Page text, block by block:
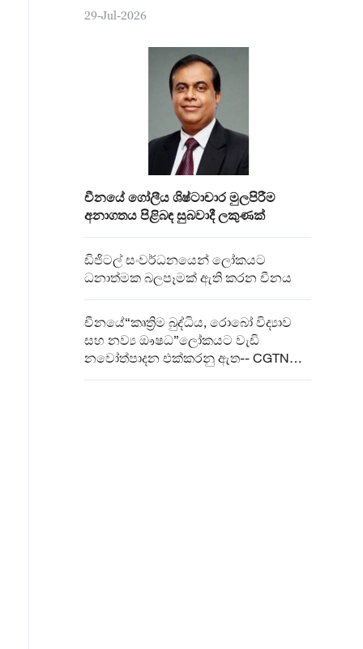
ශක්තියක්
29-Jul-2026
චීනයේ ගෝලීය ශිෂ්ටාචාර මුලපිරීම
අනාගතය පිළිබඳ සුබවාදී ලකුණක්
ඩිජිටල් සංවර්ධනයෙන් ලෝකයට
ධනාත්මක බලපෑමක් ඇති කරන චීනය
චීනයේ“කෘත්‍රිම බුද්ධිය, රොබෝ විද්‍යාව
සහ නව්‍ය ඖෂධ”ලෝකයට වැඩි
නවෝත්පාදන එක්කරනු ඇත-- CGTN
මත විමසුම